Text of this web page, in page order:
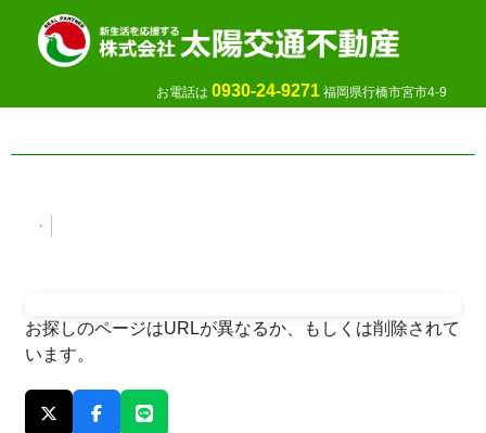
お電話は 0930-24-9271 福岡県行橋市宮市4-9
お探しのページはURLが異なるか、もしくは削除されて
います。